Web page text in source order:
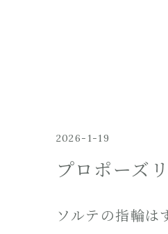
2026-1-19
プロポーズ
ソルテの指輪は